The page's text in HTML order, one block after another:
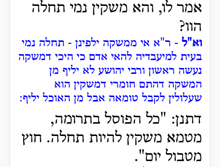
אמר לו, והא משקין נמי תחלה
הוו?
וא"ל - ר"א אי ממשקה ילפינן - תחלה נמי
בעית למיעבדיה להאי אדם כי היכי דמשקה
נעשה ראשון ורבי יהושע לא יליף מן
המשקה דהתם חומרי דמשקין הוא
שעלולין לקבל טומאה אבל מן האוכל יליף:
דתנן: "כל הפוסל בתרומה,
מטמא משקין להיות תחלה. חוץ
מטבול יום".